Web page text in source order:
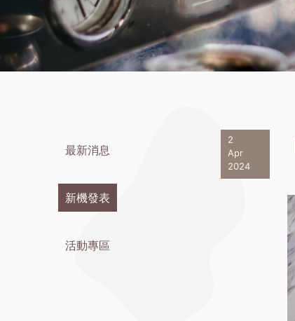
最新消息
新機發表
活動專區
2
Apr
2024